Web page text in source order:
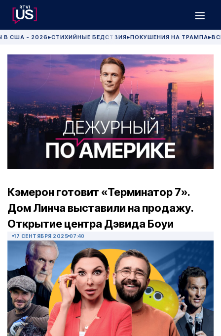
В США - 2026 ▶СТИХИЙНЫЕ БЕДСТВИЯ▶ПОКУШЕНИЯ НА ТРАМПА▶
Кэмерон готовит «Терминатор 7».
Дом Линча выставили на продажу.
Открытие центра Дэвида Боуи
17 СЕНТЯБРЯ 2025 07:40